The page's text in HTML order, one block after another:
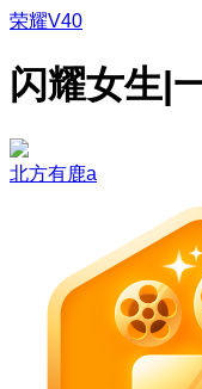
荣耀V40
闪耀女生|
北方有鹿a